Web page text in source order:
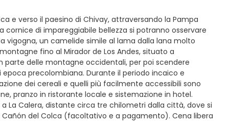
e verso il paesino di Chivay, attraversando la Pampa
cornice di impareggiabile bellezza si potranno osservare
vigogna, un camelide simile al lama dalla lana molto
fino al Mirador de Los Andes, situato a
delle montagne occidentali, per poi scendere
precolombiana. Durante il periodo incaico e
dei cereali e quelli più facilmente accessibili sono
pranzo in ristorante locale e sistemazione in hotel.
La Calera, distante circa tre chilometri dalla città, dove si
del Colca (facoltativo e a pagamento). Cena libera